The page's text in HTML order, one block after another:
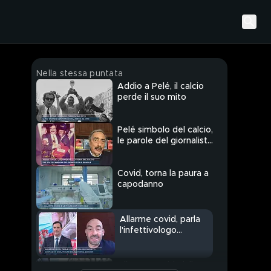
Nella stessa puntata
Addio a Pelé, il calcio
perde il suo mito
Pelé simbolo del calcio,
le parole del giornalista
Covid, torna la paura a
capodanno
Allarme covid, parla
l'infettivologo